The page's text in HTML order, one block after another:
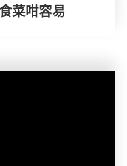
菜咁容易